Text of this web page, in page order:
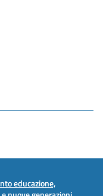
educazione,